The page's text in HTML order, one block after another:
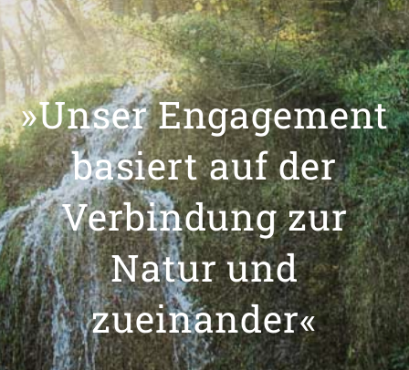
»Unser Engagement
basiert auf der
Verbindung zur
Natur und
zueinander«